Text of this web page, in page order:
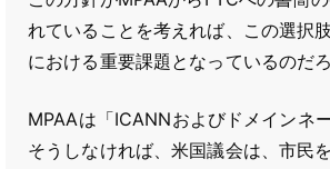
れていることを考えれば、この選択
における重要課題となっているのだろ
MPAAは「ICANNおよびドメインネ
そうしなければ、米国議会は、市民